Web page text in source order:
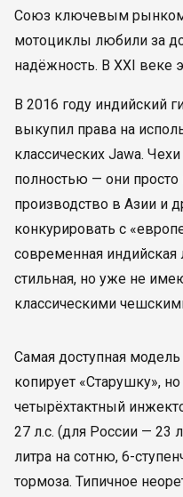
Союз ключевым рынком
мотоциклы любили за
надёжность. В XXI веке
В 2016 году индийский
выкупил права на
классических Jawa.
полностью — они
производство в Азии и
конкурировать с
современная
стильная, но уже не
классическими
Самая доступная
копирует «Старушку»,
четырёхтактный
27 л.с. (для России — 23
литра на сотню, 6-
тормоза. Типичное